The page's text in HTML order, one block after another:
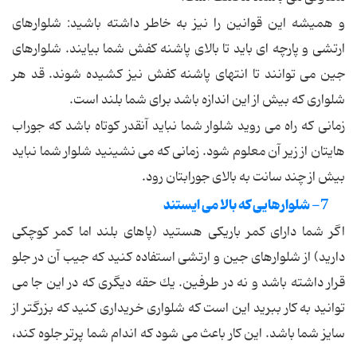
و همیشه این قوانین را نیز به خاطر داشته باشید: شلوارهای
ارتشی و پارچه ای باید تا بالای پاشنه كفش شما بیایند. شلوارهای
جین می توانند تا انتهای پاشنه كفش نیز كشیده شوند. قد هر
شلواری كه بیش از این اندازه باشد برای شما بلند است.
زمانی كه راه می روید شلوار شما نباید آنقدر كوتاه باشد كه جوراب
هایتان از زیر آن معلوم شود. زمانی كه می نشینید شلوار شما نباید
بیش از چند سانت به بالای جورابتان رود.
7- شلوارهایی كه بالا می ایستند
اگر شما دارای كمر باریكی هستید (پاهای بلند اما كمر كوچكی
دارید) از شلوارهای جین و ارتشی استفاده كنید كه جیب آن در جلو
قرار داشته باشد و نه در طرفین. یك حقه دیگری كه در این جا می
توانید به كار ببرید این است كه شلواری خریداری كنید كه بزرگتر از
سایز شما باشد. این كار باعث می شود كه اندام شما پرتر جلوه كند،